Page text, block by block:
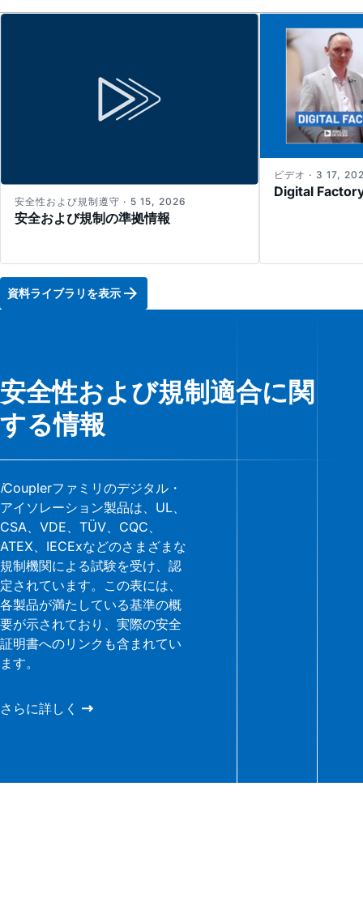
安全および規制の準拠情報
安全性および規制遵守 · 5 15, 2026
Digital
ビデオ · 3 17,
資料ライブラリを表示
安全性および規制適合に関
する情報
iCouplerファミリのデジタル・
アイソレーション製品は、UL、
CSA、VDE、TÜV、CQC、
ATEX、IECExなどのさまざまな
規制機関による試験を受け、認
定されています。この表には、
各製品が満たしている基準の概
要が示されており、実際の安全
証明書へのリンクも含まれてい
ます。
さらに詳しく